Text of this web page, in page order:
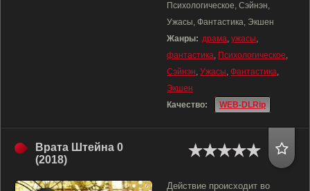
Психологическое, Сэйнэн,
Ужасы, Фантастика, Экшен
Жанры: драма, ужасы,
фантастика, Психологическое,
Сэйнэн, Ужасы, Фантастика,
Экшен
Качество:
WEB-DLRip
Врата Штейна 0
(2018)
Действие происходит во